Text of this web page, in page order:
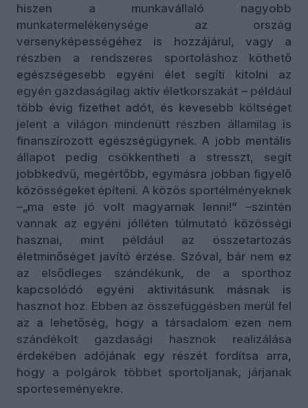
hiszen a munkavállaló nagyobb
munkatermelékenysége az ország
versenyképességéhez is hozzájárul, vagy a
részben a rendszeres sportoláshoz köthető
egészségesebb egyéni élet segíti kitolni az
egyén gazdaságilag aktív életkorszakát – például
több évig fizethet adót, és kevesebb költséget
jelent a világon mindenütt részben államilag is
finanszírozott egészségügynek. A jobb mentális
állapot pedig csökkentheti a stresszt, segít
jobbkedvű, megértőbb, egymásra jobban figyelő
közösségeket építeni. A közös sportélményeknek
–„ma este jó volt magyarnak lenni!” –szintén
vannak az egyéni jólléten túlmutató közösségi
hasznai, mint például az összetartozás
életminőséget javító érzése. Szóval, bár nem ez
az elsődleges szándékunk, de a sporthoz
kapcsolódó egyéni aktivitásunk másnak is
hasznot hoz. Ebben az összefüggésben merül fel
az a lehetőség, hogy a társadalom ezen nem
szándékolt gazdasági hasznok realizálása
érdekében adójának egy részét fordítsa arra,
hogy a polgárok többet sportoljanak, járjanak
sporteseményekre.